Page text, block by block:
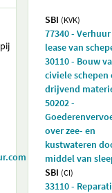
SBI (KVK)
77340 -
lease van
30110 - Bouw
civiele schepen
drijvend
50202 -
over zee- en
kustwateren
middel van
SBI (CI)
33110 -